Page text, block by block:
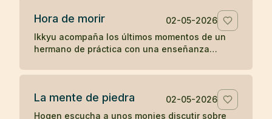
Hora de morir
02-05-2026
Ikkyu acompaña los últimos momentos de un
hermano de práctica con una enseñanza
muere.
La mente de piedra
02-05-2026
Hogen escucha a unos monjes discutir sobre